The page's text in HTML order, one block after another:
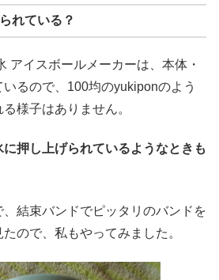
れている？
アイスボールメーカーは、本体・
るので、100均のyukiponのよう
様子はありません。
押し上げられているようなときも
結束バンドでピッタリのバンドを
ので、私もやってみました。